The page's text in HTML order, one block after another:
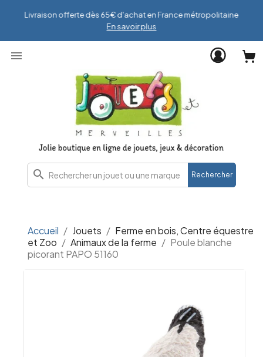
Livraison offerte dès 65€ d'achat en France métropolitaine
En savoir plus

search Rechercher
Accueil Jouets
Ferme en bois, Centre équestre
et Zoo
Animaux de la ferme
Poule blanche
picorant PAPO 51160